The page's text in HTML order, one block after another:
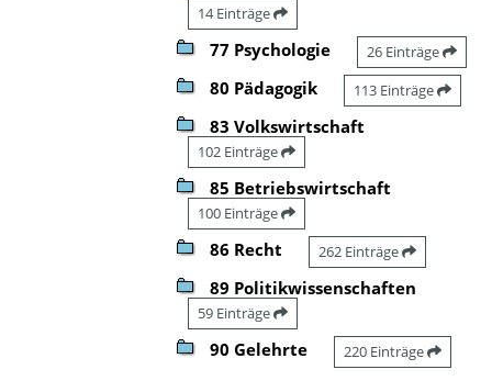
14 Einträge
77 Psychologie 26 Einträge
80 Pädagogik 113 Einträge
83 Volkswirtschaft
102 Einträge
85 Betriebswirtschaft
100 Einträge
86 Recht 262 Einträge
89 Politikwissenschaften
59 Einträge
90 Gelehrte 220 Einträge